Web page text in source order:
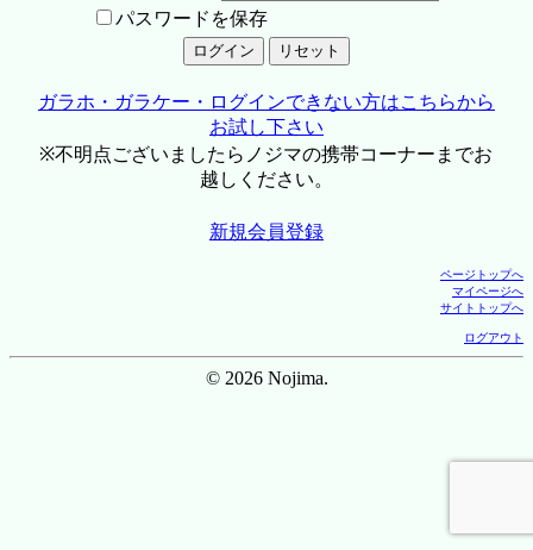
パスワードを保存
ガラホ・ガラケー・ログインできない方はこちらから
お試し下さい
※不明点ございましたらノジマの携帯コーナーまでお
越しください。
新規会員登録
ページトップへ
マイページへ
サイトトップへ
ログアウト
© 2026 Nojima.